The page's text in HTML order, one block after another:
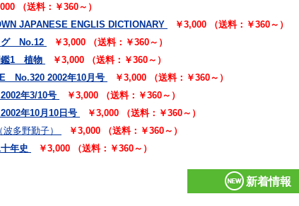
（送料：￥360～）
JAPANESE ENGLIS DICTIONARY
￥3,000 （送料：￥360～）
グ No.12
￥3,000 （送料：￥360～）
鑑1 植物
￥3,000 （送料：￥360～）
No.320 2002年10月号
￥3,000 （送料：￥360～）
年3/10号
￥3,000 （送料：￥360～）
年10月10日号
￥3,000 （送料：￥360～）
（波多野勤子）
￥3,000 （送料：￥360～）
年史
￥3,000 （送料：￥360～）
新着情報